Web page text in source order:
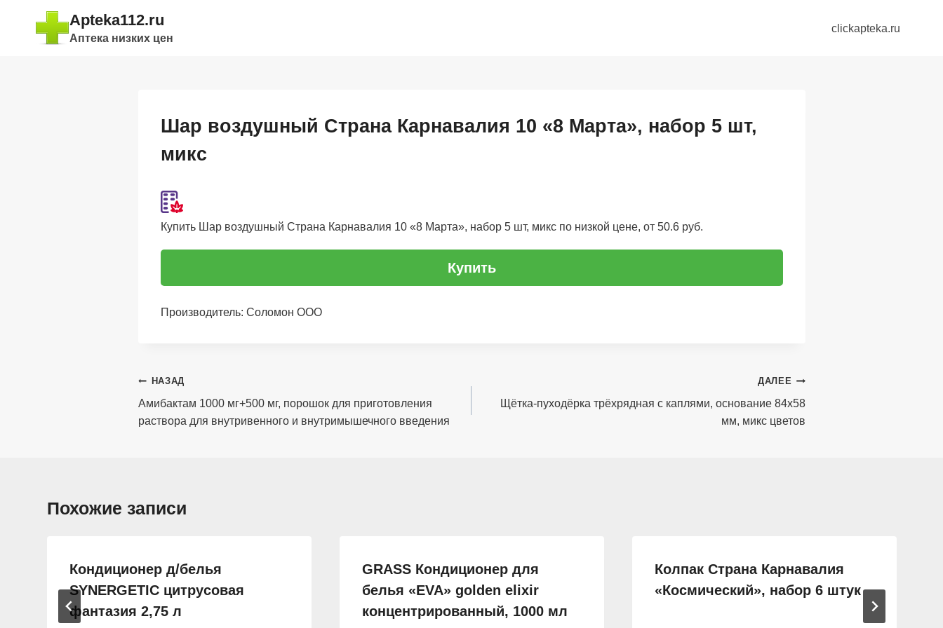
содержимому
Apteka112.ru
Аптека низких цен
clickapteka.ru
Шар воздушный Страна Карнавалия 10 «8 Марта», набор 5 шт,
микс
Купить Шар воздушный Страна Карнавалия 10 «8 Марта», набор 5 шт, микс по низкой цене, от 50.6 руб.
Купить
Производитель: Соломон ООО
Навигация
по
записям
НАЗАД
Амибактам 1000 мг+500 мг, порошок для приготовления
раствора для внутривенного и внутримышечного введения
ДАЛЕЕ
Щётка-пуходёрка трёхрядная с каплями, основание 84х58
мм, микс цветов
Похожие записи
Кондиционер д/белья
SYNERGETIC цитрусовая
фантазия 2,75 л
GRASS Кондиционер для
белья «EVA» golden elixir
концентрированный, 1000 мл
Колпак Страна Карнавалия
«Космический», набор 6 штук